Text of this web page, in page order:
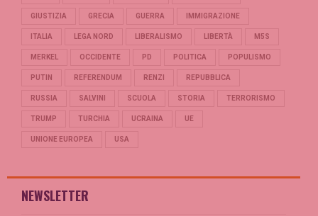
GIUSTIZIA GRECIA GUERRA IMMIGRAZIONE
ITALIA LEGA NORD LIBERALISMO LIBERTÀ M5S
MERKEL OCCIDENTE PD POLITICA POPULISMO
PUTIN REFERENDUM RENZI REPUBBLICA
RUSSIA SALVINI SCUOLA STORIA TERRORISMO
TRUMP TURCHIA UCRAINA UE
UNIONE EUROPEA USA
NEWSLETTER